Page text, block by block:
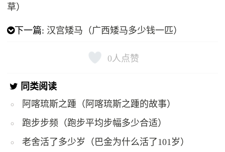
草）
下一篇: 汉宫矮马（广西矮马多少钱一匹）
0人点赞
同类阅读
阿喀琉斯之踵（阿喀琉斯之踵的故事）
跑步步频（跑步平均步幅多少合适）
老舍活了多少岁（巴金为什么活了101岁）